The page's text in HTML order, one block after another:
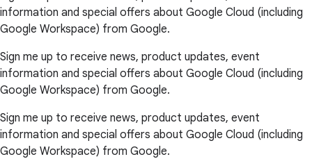
information and special offers about Google Cloud (including
Google Workspace) from Google.
Sign me up to receive news, product updates, event
information and special offers about Google Cloud (including
Google Workspace) from Google.
Sign me up to receive news, product updates, event
information and special offers about Google Cloud (including
Google Workspace) from Google.